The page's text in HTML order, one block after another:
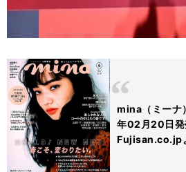
mina（ミー
年02月20日
Fujisan.co.jp